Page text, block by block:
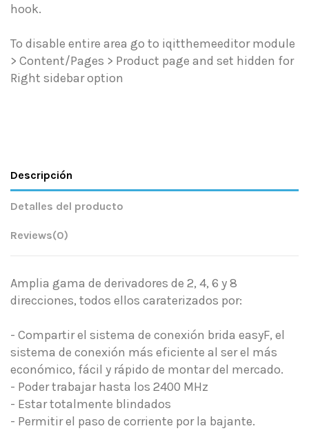
hook.
To disable entire area go to iqitthemeeditor module
> Content/Pages > Product page and set hidden for
Right sidebar option
Descripción
Detalles del producto
Reviews(0)
Amplia gama de derivadores de 2, 4, 6 y 8
direcciones, todos ellos caraterizados por:
- Compartir el sistema de conexión brida easyF, el
sistema de conexión más eficiente al ser el más
económico, fácil y rápido de montar del mercado.
- Poder trabajar hasta los 2400 MHz
- Estar totalmente blindados
- Permitir el paso de corriente por la bajante.